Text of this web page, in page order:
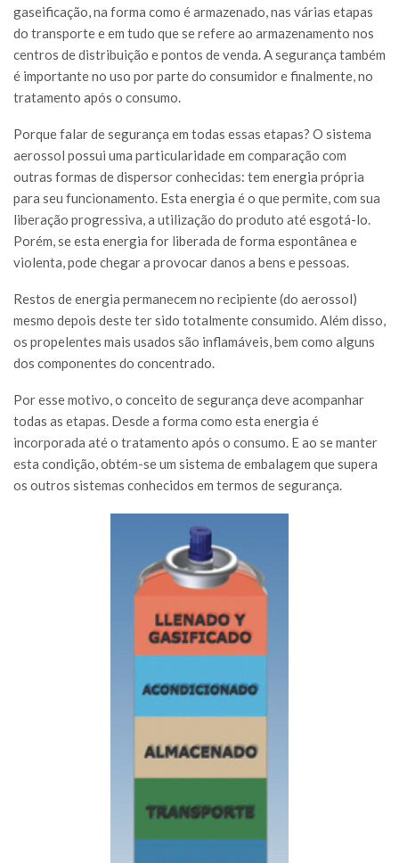
gaseificação, na forma como é armazenado, nas várias etapas
do transporte e em tudo que se refere ao armazenamento nos
centros de distribuição e pontos de venda. A segurança também
é importante no uso por parte do consumidor e finalmente, no
tratamento após o consumo.
Porque falar de segurança em todas essas etapas? O sistema
aerossol possui uma particularidade em comparação com
outras formas de dispersor conhecidas: tem energia própria
para seu funcionamento. Esta energia é o que permite, com sua
liberação progressiva, a utilização do produto até esgotá-lo.
Porém, se esta energia for liberada de forma espontânea e
violenta, pode chegar a provocar danos a bens e pessoas.
Restos de energia permanecem no recipiente (do aerossol)
mesmo depois deste ter sido totalmente consumido. Além disso,
os propelentes mais usados são inflamáveis, bem como alguns
dos componentes do concentrado.
Por esse motivo, o conceito de segurança deve acompanhar
todas as etapas. Desde a forma como esta energia é
incorporada até o tratamento após o consumo. E ao se manter
esta condição, obtém-se um sistema de embalagem que supera
os outros sistemas conhecidos em termos de segurança.